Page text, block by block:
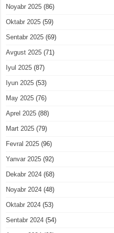
Noyabr 2025 (86)
Oktabr 2025 (59)
Sentabr 2025 (69)
Avgust 2025 (71)
Iyul 2025 (87)
Iyun 2025 (53)
May 2025 (76)
Aprel 2025 (88)
Mart 2025 (79)
Fevral 2025 (96)
Yanvar 2025 (92)
Dekabr 2024 (68)
Noyabr 2024 (48)
Oktabr 2024 (53)
Sentabr 2024 (54)